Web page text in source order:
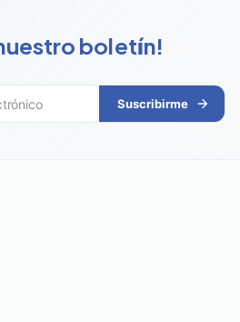
boletín!
Suscribirme